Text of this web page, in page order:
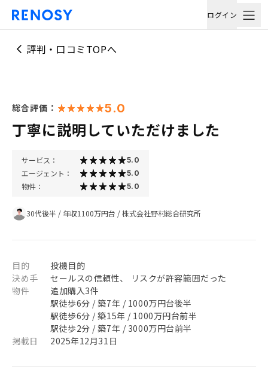
ログイン
評判・口コミTOPへ
総合評価： 5.0
丁寧に説明していただけました
サービス： 5.0
エージェント： 5.0
物件： 5.0
30代後半 / 年収1100万円台 /株式会社野村総合研究所
目的
投機目的
決め手
セールスの信頼性、 リスクが許容範囲だった
物件
追加購入3件
駅徒歩6分 / 築7年 / 1000万円台後半
駅徒歩6分 / 築15年 / 1000万円台前半
駅徒歩2分 / 築7年 / 3000万円台前半
掲載日
2025年12月31日